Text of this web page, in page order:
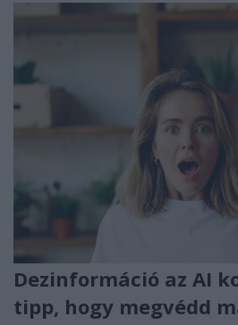
Dezinformáció az AI
tipp, hogy megvédd